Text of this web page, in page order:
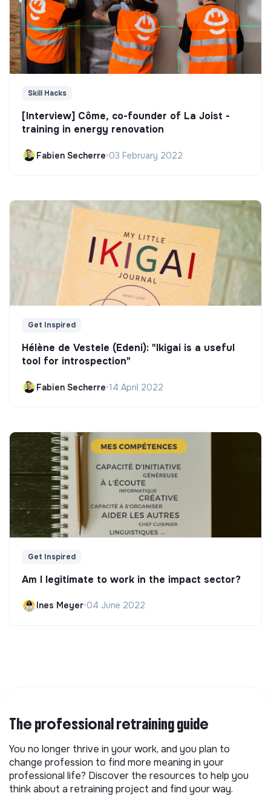
Skill Hacks
[Interview] Côme, co-founder of La Joist -
training in energy renovation
Fabien Secherre•03 February 2022
Get Inspired
Hélène de Vestele (Edeni): "Ikigai is a useful
tool for introspection"
Fabien Secherre•14 April 2022
Get Inspired
Am I legitimate to work in the impact sector?
Ines Meyer•04 June 2022
The professional retraining guide
You no longer thrive in your work, and you plan to
change profession to find more meaning in your
professional life? Discover the resources to help you
think about a retraining project and find your way.